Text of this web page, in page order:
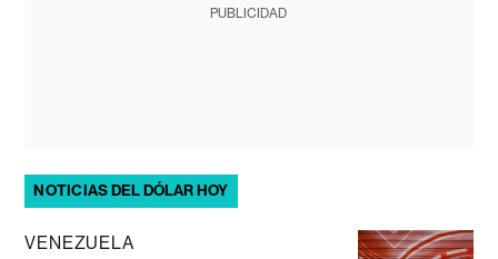
PUBLICIDAD
NOTICIAS DEL DÓLAR HOY
VENEZUELA